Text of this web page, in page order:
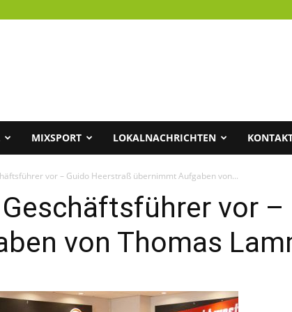
MIXSPORT LOKALNACHRICHTEN
vor – Guido Heerstraß übernimmt Aufgaben von...
vor –
von Thomas